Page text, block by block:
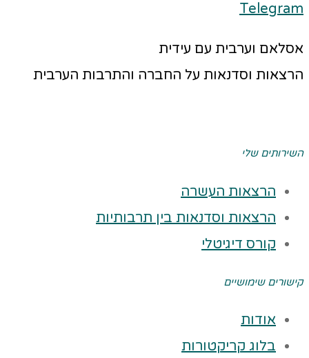
Telegram
אסלאם וערבית עם עידית
הרצאות וסדנאות על החברה והתרבות הערבית
השירותים שלי
הרצאות העשרה
הרצאות וסדנאות בין תרבותיות
קורס דיגיטלי
קישורים שימושיים
אודות
בלוג קריקטורות